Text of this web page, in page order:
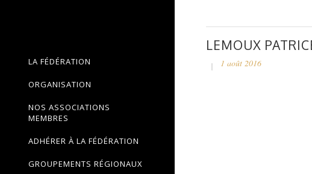
LA FÉDÉRATION
ORGANISATION
NOS ASSOCIATIONS
MEMBRES
ADHÉRER À LA FÉDÉRATION
GROUPEMENTS RÉGIONAUX
LEMOUX
1 août 2016